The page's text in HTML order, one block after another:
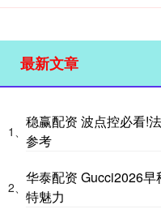
最新文章
1、
稳赢配资 波点控必看!
参考
2、
华泰配资 Gucci2026
特魅力